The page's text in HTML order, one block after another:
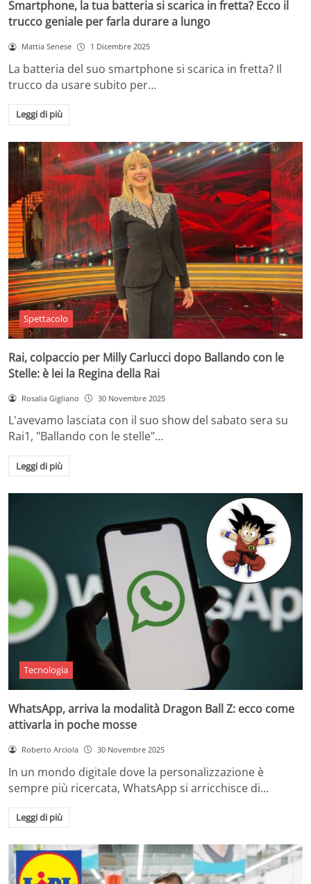
Smartphone, la tua batteria si scarica in fretta? Ecco il
trucco geniale per farla durare a lungo
Mattia Senese 1 Dicembre 2025
La batteria del suo smartphone si scarica in fretta? Il
trucco da usare subito per…
Leggi di più
Spettacolo
Rai, colpaccio per Milly Carlucci dopo Ballando con le
Stelle: è lei la Regina della Rai
Rosalia Gigliano 30 Novembre 2025
L'avevamo lasciata con il suo show del sabato sera su
Rai1, "Ballando con le stelle"…
Leggi di più
Tecnologia
WhatsApp, arriva la modalità Dragon Ball Z: ecco come
attivarla in poche mosse
Roberto Arciola 30 Novembre 2025
In un mondo digitale dove la personalizzazione è
sempre più ricercata, WhatsApp si arricchisce di…
Leggi di più